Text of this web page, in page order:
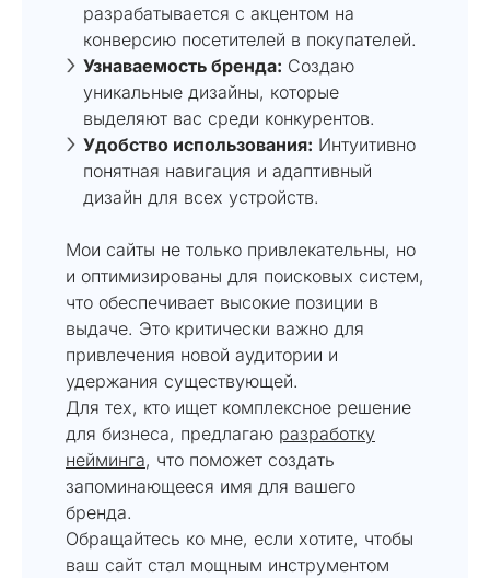
разрабатывается с акцентом на
конверсию посетителей в покупателей.
Узнаваемость бренда: Создаю
уникальные дизайны, которые
выделяют вас среди конкурентов.
Удобство использования: Интуитивно
понятная навигация и адаптивный
дизайн для всех устройств.
Мои сайты не только привлекательны, но
и оптимизированы для поисковых систем,
что обеспечивает высокие позиции в
выдаче. Это критически важно для
привлечения новой аудитории и
удержания существующей.
Для тех, кто ищет комплексное решение
для бизнеса, предлагаю разработку
нейминга, что поможет создать
запоминающееся имя для вашего
бренда.
Обращайтесь ко мне, если хотите, чтобы
ваш сайт стал мощным инструментом